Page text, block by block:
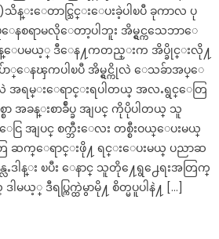
န္းေတာင္သြင္းေပးခဲ့ပါၿပီ ခုကာလ ပု
နစရာမလိုေတာ့ပါဘူး အိမ္ရွင္ကသေဘာေ
န္ေပမယ့္ ဒီေန႔ကတည္းက အိပ္ခိုင္းလို႔
ေနၾကပါၿပီ အိမ္ရွင္ကိုလဲ ေသခ်ာအပ္ေ
အရမ္းေရာင္းရပါတယ္ အလႉရွင္ေတြ
အခန္းစာခ်ဳပ္ခ အျပင္ ကိုပိုပါတယ္ သူ
ြ အျပင္ စက္ဘီးေလး တစ္စီးဝယ္ေပးမယ္
ဆက္ေရာင္းဖို႔ ရင္းေပးမယ္ ပညာဆ
လႉဒါန္း ၿပီး ေနာင္ သူတို႔ေရွ႕ေရးအတြက္
ဒီရပ္ကြက္ထဲမွာမို႔ စိတ္မပူပါနဲ႔ […]